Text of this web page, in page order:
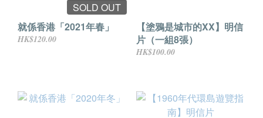
SOLD OUT
就係香港「2021年春」
HK$120.00
【塗鴉是城市的XX】明信
片（一組8張）
HK$100.00